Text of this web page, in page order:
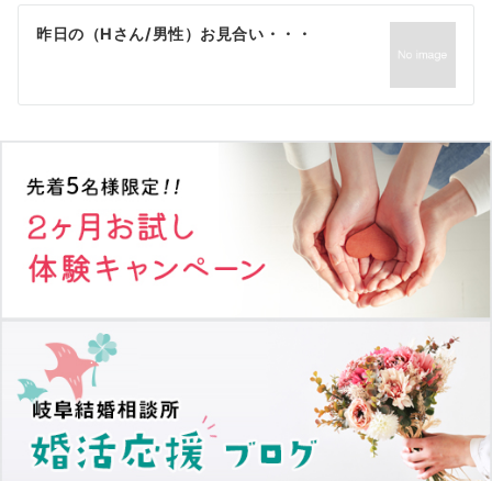
ゲ
シ
ョ
ン
昨日の（Hさん/男性）お見合い・・・